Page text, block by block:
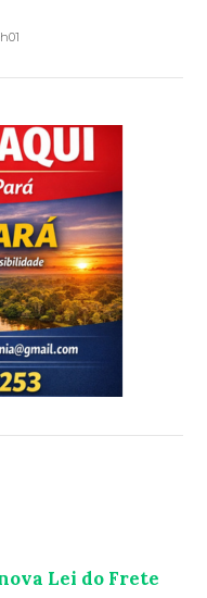
Lei do Frete